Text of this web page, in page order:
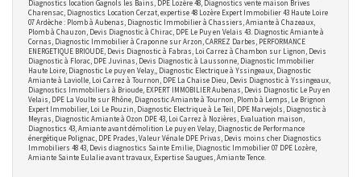
Diagnostics location Gagnols les Bains, DPE Lozère 48, Diagnostics vente maison Brives
Charensac, Diagnostics Location Cerzat, expertise 48 Lozère Expert Immobilier 43 Haute Loire
07 Ardèche : Plomb à Aubenas, Diagnostic Immobilier à Chassiers, Amiante à Chazeaux,
Plomb à Chauzon, Devis Diagnostic à Chirac, DPE Le Puy en Velais 43. Diagnostic Amiante à
Cornas, Diagnostic Immobilier à Craponne sur Arzon, CARREZ Darbes, PERFORMANCE
ENERGETIQUE BRIOUDE, Devis Diagnostic à Fabras, Loi Carrez à Chambon sur Lignon, Devis
Diagnostic à Florac, DPE Juvinas, Devis Diagnostic à Laussonne, Diagnostic Immobilier
Haute Loire, Diagnostic Le puy en Velay,, Diagnostic Electrique à Yssingeaux, Diagnostic
Amiante à Laviolle, Loi Carrez à Tournon, DPE La Chaise Dieu, Devis Diagnostic à Yssingeaux,
Diagnostics Immobiliers à Brioude, EXPERT IMMOBILIER Aubenas, Devis Diagnostic Le Puy en
Velais, DPE La Voulte sur Rhône, Diagnostic Amiante à Tournon, Plomb à Lemps, Le Brignon
Expert Immobilier, Loi Le Pouzin, Diagnostic Electrique à Le Teil, DPE Marvejols, Diagnostic à
Meyras, Diagnostic Amiante à Ozon DPE 43, Loi Carrez à Nozières, Evaluation maison,
Diagnostics 43, Amiante avant démolition Le puy en Velay, Diagnostic de Performance
énergétique Polignac, DPE Prades, Valeur Vénale DPE Privas, Devis moins cher Diagnostics
Immobiliers 48 43, Devis diagnostics Sainte Emilie, Diagnostic Immobilier 07 DPE Lozère,
Amiante Sainte Eulalie avant travaux, Expertise Saugues, Amiante Tence.